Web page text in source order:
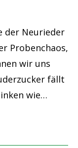
der Neurieder
Probenchaos,
wir uns
fällt
wie…